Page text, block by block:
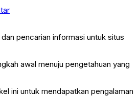
awal menuju pengetahuan yang
ini untuk mendapatkan pengalaman